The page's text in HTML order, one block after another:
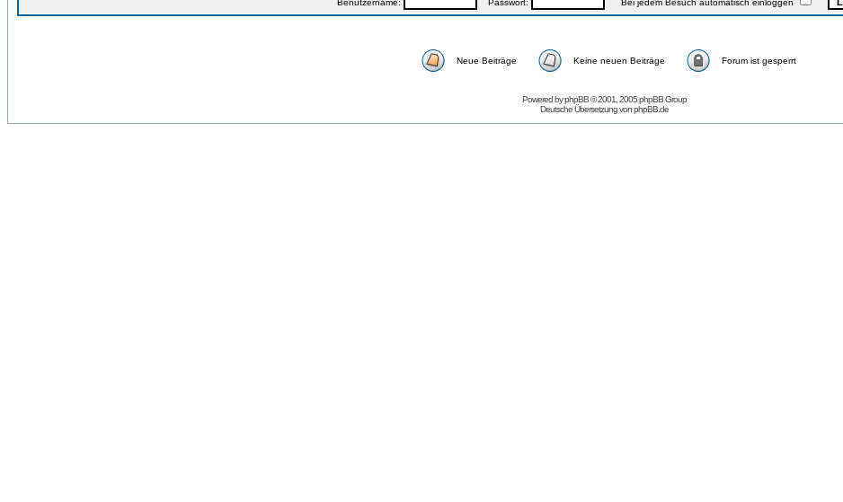
Benutzername: Passwort: Bei jedem Besuch automatisch einloggen
Neue Beiträge Keine neuen Beiträge Forum ist gesperrt
Powered byphpBB© 2001, 2005 phpBB Group
Deutsche Übersetzung vonphpBB.de